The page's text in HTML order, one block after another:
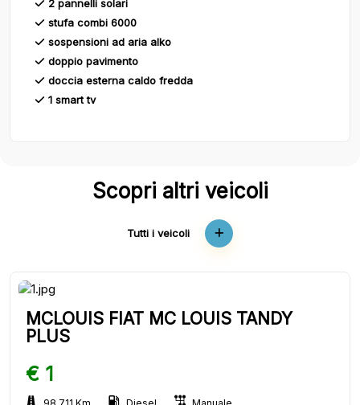
2 pannelli solari
stufa combi 6000
sospensioni ad aria alko
doppio pavimento
doccia esterna caldo fredda
1 smart tv
Scopri altri veicoli
Tutti i veicoli
MCLOUIS FIAT MC LOUIS TANDY
PLUS
€ 1